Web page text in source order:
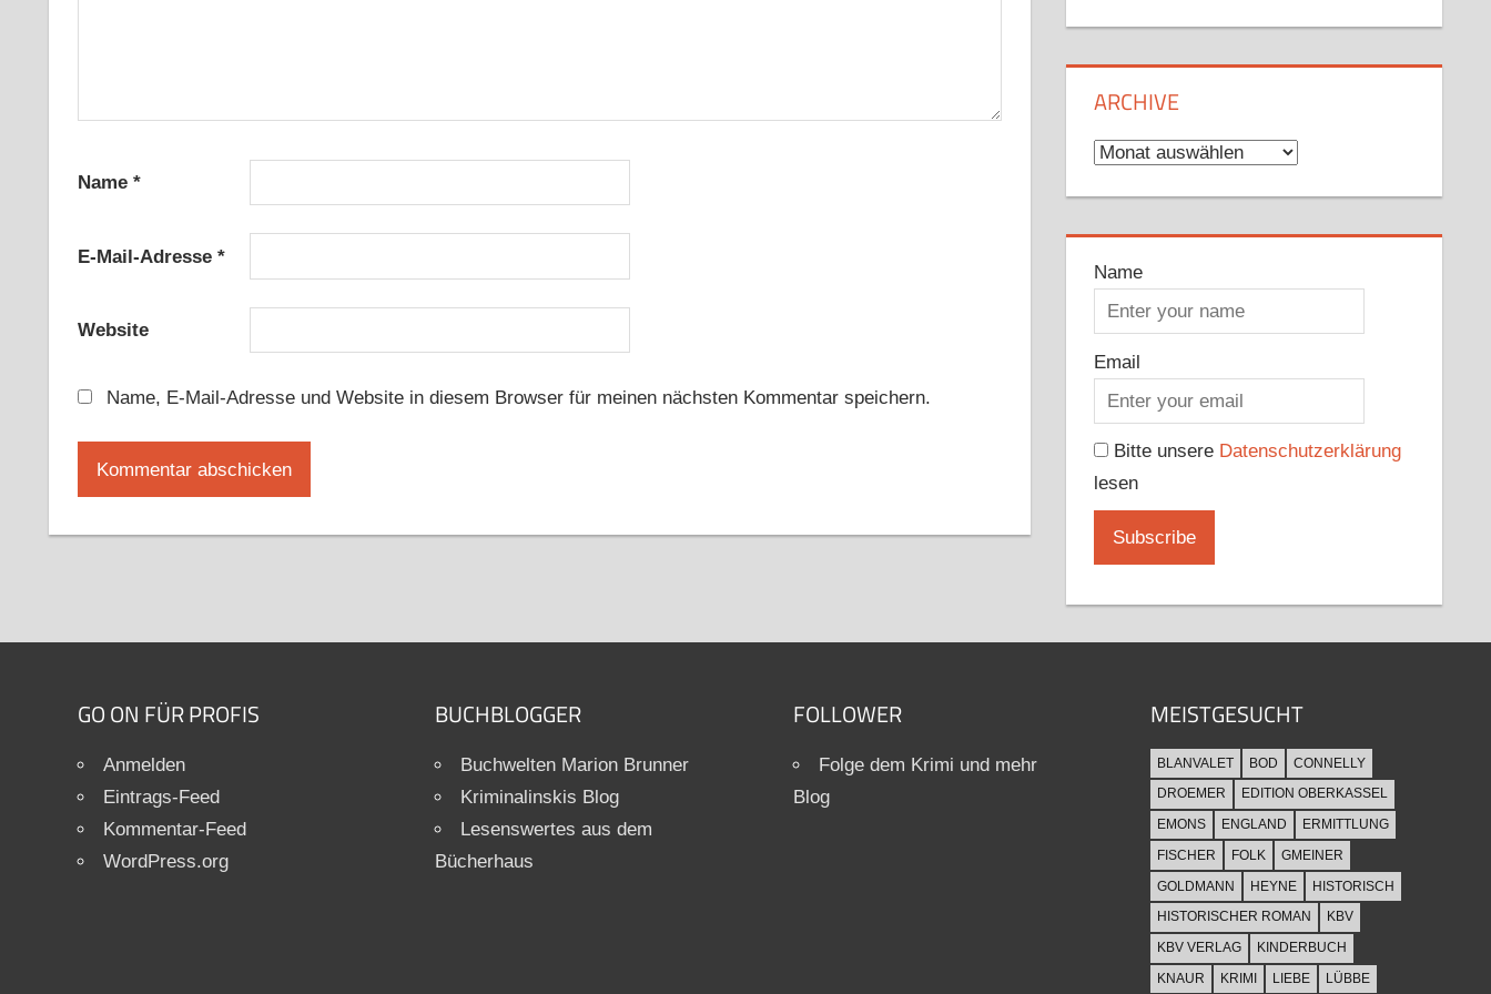
Name *
E-Mail-Adresse *
Website
Name, E-Mail-Adresse und Website in diesem Browser für meinen nächsten Kommentar speichern.
ARCHIVE
Archive
Name
Email
Bitte unsere Datenschutzerklärung
lesen
GO ON FÜR PROFIS
Anmelden
Eintrags-Feed
Kommentar-Feed
WordPress.org
BUCHBLOGGER
Buchwelten Marion Brunner
Kriminalinskis Blog
Lesenswertes aus dem
Bücherhaus
FOLLOWER
Folge dem Krimi und mehr
Blog
MEISTGESUCHT
BLANVALET BOD
CONNELLY
DROEMER
EDITION OBERKASSEL
EMONS
ENGLAND
ERMITTLUNG
FISCHER
FOLK
GMEINER
GOLDMANN
HEYNE
HISTORISCH
HISTORISCHER ROMAN
KBV
KBV VERLAG
KINDERBUCH
KNAUR
KRIMI LIEBE LÜBBE